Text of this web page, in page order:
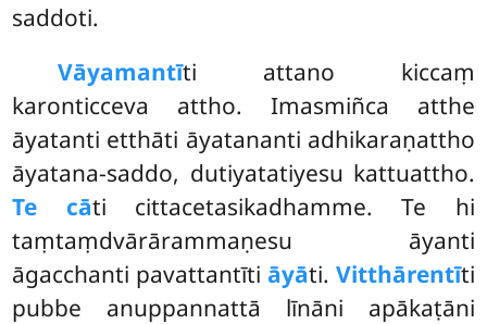
saddoti.
Vāyamantīti attano kiccaṃ
karonticceva attho. Imasmiñca atthe
āyatanti etthāti āyatananti adhikaraṇattho
āyatana-saddo, dutiyatatiyesu kattuattho.
Te cāti cittacetasikadhamme. Te hi
taṃtaṃdvārārammaṇesu āyanti
āgacchanti pavattantīti āyāti. Vitthārentīti
pubbe anuppannattā līnāni apākaṭāni